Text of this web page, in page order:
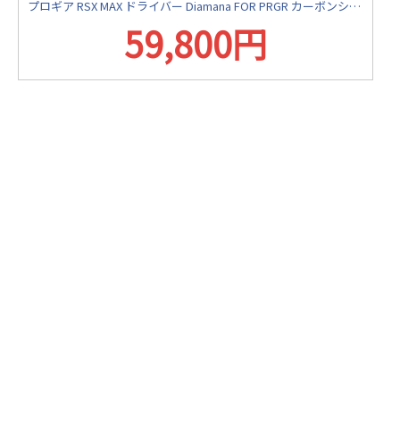
プロギア RSX MAX ドライバー Diamana FOR PRGR カーボンシャフト
59,800円